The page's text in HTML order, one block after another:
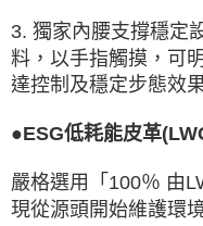
3. 獨家內腰支撐穩定
料，以手指觸摸，可
達控制及穩定步態效
●ESG低耗能皮革
嚴格選用「100％ 由
現從源頭開始維護環